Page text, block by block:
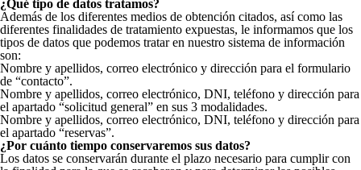
¿Qué tipo de datos tratamos?
Además de los diferentes medios de obtención citados, así como las
diferentes finalidades de tratamiento expuestas, le informamos que los
tipos de datos que podemos tratar en nuestro sistema de información
son:
Nombre y apellidos, correo electrónico y dirección para el formulario
de “contacto”.
Nombre y apellidos, correo electrónico, DNI, teléfono y dirección para
el apartado “solicitud general” en sus 3 modalidades.
Nombre y apellidos, correo electrónico, DNI, teléfono y dirección para
el apartado “reservas”.
¿Por cuánto tiempo conservaremos sus datos?
Los datos se conservarán durante el plazo necesario para cumplir con